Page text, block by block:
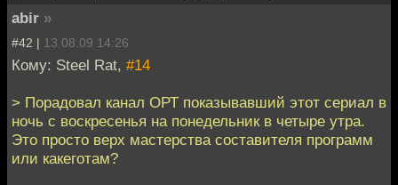
abir »
#42 | 13.08.09 14:26
Кому: Steel Rat, #14
> Порадовал канал ОРТ показывавший этот сериал в
ночь с воскресенья на понедельник в четыре утра.
Это просто верх мастерства составителя программ
или какеготам?